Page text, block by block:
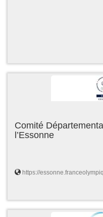
Comité
l’Essonne
https://